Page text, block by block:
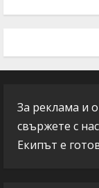
За реклама и
свържете с
Екипът е